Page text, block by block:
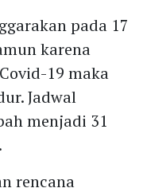
pada 17
karena
19 maka
Jadwal
menjadi 31
rencana